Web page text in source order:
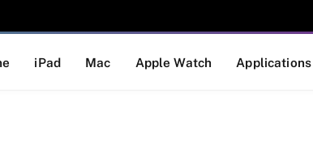
iPad Mac Apple Watch Applications